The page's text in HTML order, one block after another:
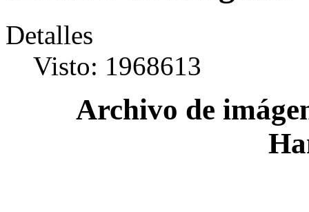
Detalles
Visto: 1968613
Archivo de